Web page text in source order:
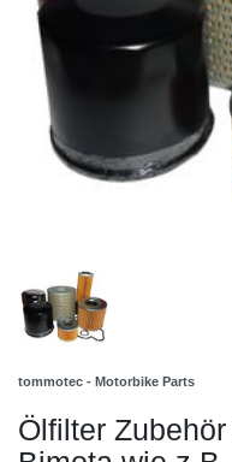
tommotec - Motorbike Parts
Ölfilter